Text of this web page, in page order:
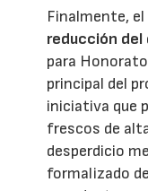
Finalmente, el
reducción del
para
principal del
iniciativa que
frescos de
desperdicio
formalizado